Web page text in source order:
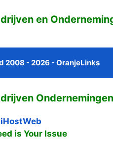
en
2008 - 2026 - OranjeLinks
is Your Issue